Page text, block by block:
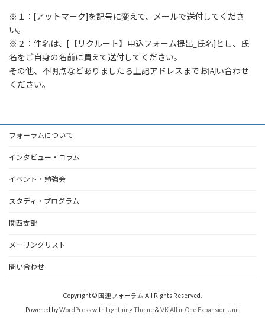
※１：[アットマーク]を記号に変えて、メールで送付してくださ
い。
※２：件名は、[【リクルート】申込フォーム提出_氏名]とし、氏
名をご自身の名前に買えて送付してください。
その他、不明点などありましたら上記アドレスまでお問い合わせ
ください。
フォーラムについて
インタビュー・コラム
イベント・勉強会
スタディ・プログラム
関西支部
メーリングリスト
問い合わせ
Copyright © 国連フォーラム All Rights Reserved.
Powered byWordPresswith Lightning Theme& VK All in One Expansion Unit